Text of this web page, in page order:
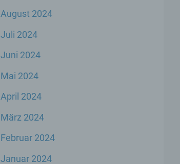
August 2024
Juli 2024
Juni 2024
Mai 2024
April 2024
März 2024
Februar 2024
Januar 2024